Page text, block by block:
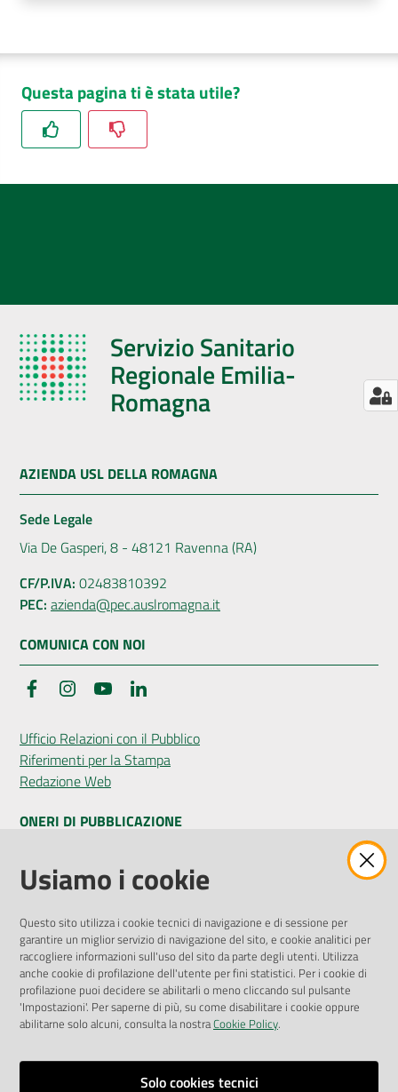
Questa pagina ti è stata utile?
Servizio Sanitario
Regionale Emilia-
Romagna
AZIENDA USL DELLA ROMAGNA
Sede Legale
Via De Gasperi, 8 - 48121 Ravenna (RA)
CF/P.IVA: 02483810392
PEC: azienda@pec.auslromagna.it
COMUNICA CON NOI
FacebookInstagramYouTube
Ufficio Relazioni con il Pubblico
Riferimenti per la Stampa
Redazione Web
ONERI DI PUBBLICAZIONE
Amministrazione Trasparente
Pubblicità legale
Privacy Policy
Attuazione Misure PNRR
Liste di Attesa
ENTI, IMPRESE E PARTNER
Fatturazione Elettronica
Usiamo i cookie
Questo sito utilizza i cookie tecnici di navigazione e di sessione per
garantire un miglior servizio di navigazione del sito, e cookie analitici per
raccogliere informazioni sull'uso del sito da parte degli utenti. Utilizza
anche cookie di profilazione dell'utente per fini statistici. Per i cookie di
profilazione puoi decidere se abilitarli o meno cliccando sul pulsante
'Impostazioni'. Per saperne di più, su come disabilitare i cookie oppure
abilitarne solo alcuni, consulta la nostraCookie Policy.
Solo cookies tecnici